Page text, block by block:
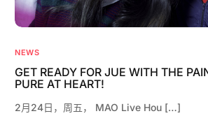
NEWS
GET READY FOR JUE WITH THE
PURE AT HEART!
2月24日，周五， MAO Live Hou […]